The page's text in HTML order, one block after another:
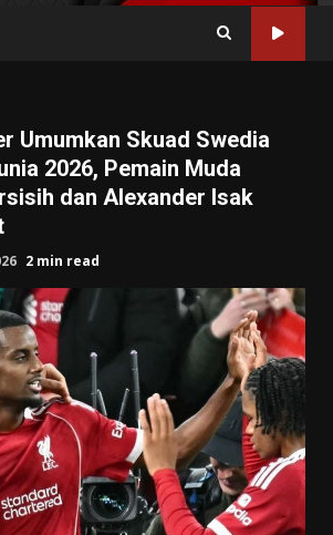
Umumkan Skuad Swedia
2026, Pemain Muda
dan Alexander Isak
2 min read